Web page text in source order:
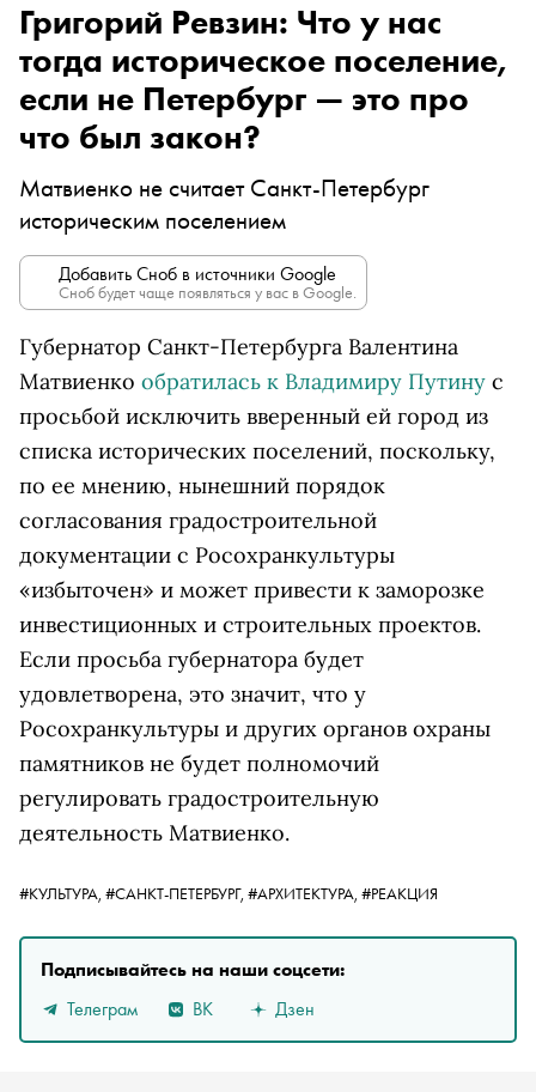
Григорий Ревзин: Что у нас
тогда историческое поселение,
если не Петербург — это про
что был закон?
Матвиенко не считает Санкт-Петербург
историческим поселением
Добавить Сноб в источники Google
Сноб будет чаще появляться у вас в Google.
Губернатор Санкт-Петербурга Валентина
Матвиенко обратилась к Владимиру Путину с
просьбой исключить вверенный ей город из
списка исторических поселений, поскольку,
по ее мнению, нынешний порядок
согласования градостроительной
документации с Росохранкультуры
«избыточен» и может привести к заморозке
инвестиционных и строительных проектов.
Если просьба губернатора будет
удовлетворена, это значит, что у
Росохранкультуры и других органов охраны
памятников не будет полномочий
регулировать градостроительную
деятельность Матвиенко.
#КУЛЬТУРА, #САНКТ-ПЕТЕРБУРГ, #АРХИТЕКТУРА, #РЕАКЦИЯ
Подписывайтесь на наши соцсети:
Телеграм
ВК Дзен